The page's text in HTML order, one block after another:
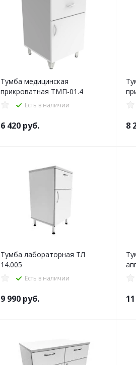
Тумба медицинская
прикроватная ТМП-01.4
Есть в наличии
6 420 руб. 8
Тумба лабораторная ТЛ
14.005
Есть в наличии
9 990 руб.